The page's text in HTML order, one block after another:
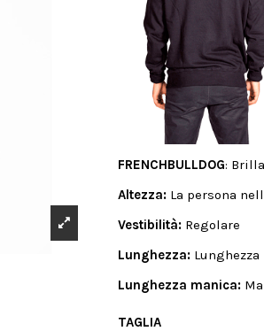
FRENCHBULLDOG:
Altezza: La persona
Vestibilità: Regolare
Lunghezza:
Lunghezza manica:
TAGLIA